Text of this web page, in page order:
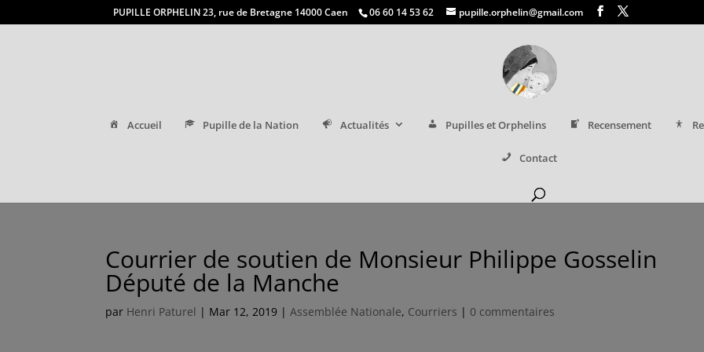
PUPILLE ORPHELIN 23, rue de Bretagne 14000 Caen 06 60 14 53 62 pupille.orphelin@gmail.com
Accueil Pupille de la Nation Actualités Pupilles et Orphelins Recensement
Contact
Courrier de soutien de Monsieur Philippe Gosselin
Député de la Manche
par Henri Paturel | Mar 12, 2019 |Assemblée Nationale, Courriers | 0 commentaires